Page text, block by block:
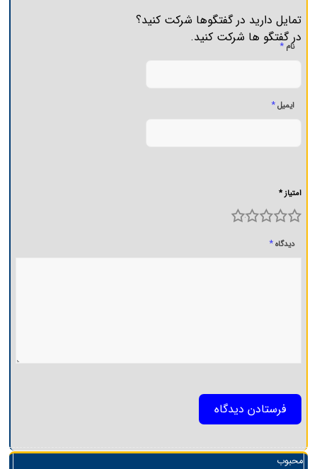
تمایل دارید در گفتگوها شرکت کنید؟
در گفتگو ها شرکت کنید.
نام*
ایمیل*
امتیاز *
4 3 2 1
دیدگاه*
محبوب